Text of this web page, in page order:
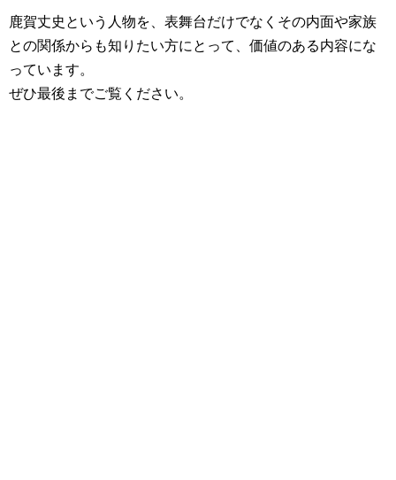
鹿賀丈史という人物を、表舞台だけでなくその内面や家族
との関係からも知りたい方にとって、価値のある内容にな
っています。
ぜひ最後までご覧ください。